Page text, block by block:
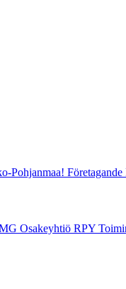
Pohjanmaa!
Osakeyhtiö RPY